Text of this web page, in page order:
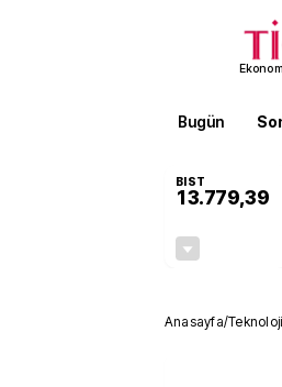
Bugün
BIST
13.779,39
Anasayfa/Teknoloji